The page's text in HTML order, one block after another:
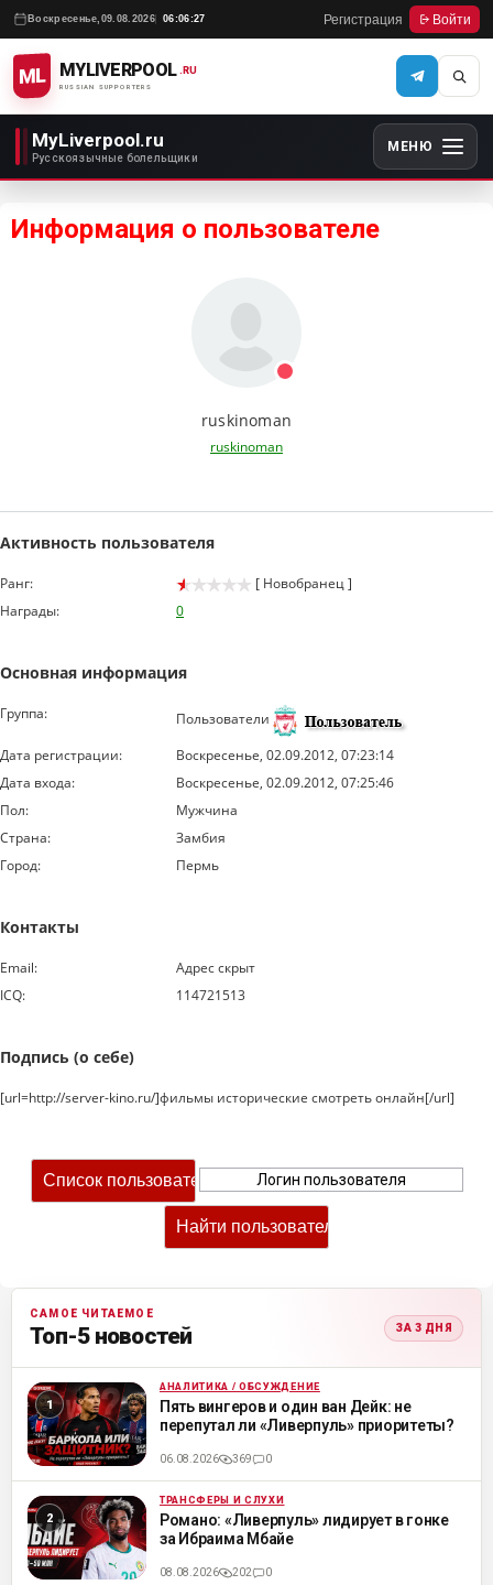
Воскресенье, 09.08.2026 06:06:27 Регистрация Войти
ML MYLIVERPOOL
RUSSIAN SUPPORTERS
.RU
MyLiverpool.ru
Русскоязычные болельщики
МЕНЮ
Информация о пользователе
ruskinoman
ruskinoman
Активность пользователя
Ранг:
[ Новобранец ]
Награды:
0
Основная информация
Группа:
Пользователи
Дата регистрации:
Воскресенье, 02.09.2012, 07:23:14
Дата входа:
Воскресенье, 02.09.2012, 07:25:46
Пол:
Мужчина
Страна:
Замбия
Город:
Пермь
Контакты
Email:
Адрес скрыт
ICQ:
114721513
Подпись (о себе)
[url=http://server-kino.ru/]фильмы исторические смотреть онлайн[/url]
САМОЕ ЧИТАЕМОЕ
Топ-5 новостей ЗА 3 ДНЯ
ML АНАЛИТИКА / ОБСУЖДЕНИЕ
Пять вингеров и один ван Дейк: не
перепутал ли «Ливерпуль» приоритеты?
06.08.2026 369 0
ML ТРАНСФЕРЫ И СЛУХИ
Романо: «Ливерпуль» лидирует в гонке
за Ибраима Мбайе
08.08.2026 202 0